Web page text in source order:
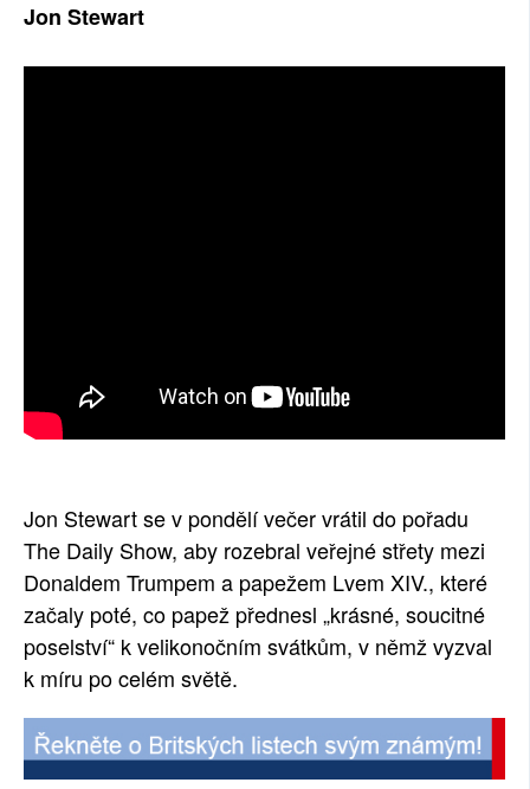
Jon Stewart
Jon Stewart se v pondělí večer vrátil do pořadu
The Daily Show, aby rozebral veřejné střety mezi
Donaldem Trumpem a papežem Lvem XIV., které
začaly poté, co papež přednesl „krásné, soucitné
poselství“ k velikonočním svátkům, v němž vyzval
k míru po celém světě.